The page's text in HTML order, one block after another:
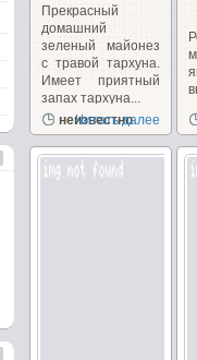
Прекрасный
домашний
зеленый майонез
с травой тархуна.
Имеет приятный
запах тархуна...
неизвестно
Читать далее